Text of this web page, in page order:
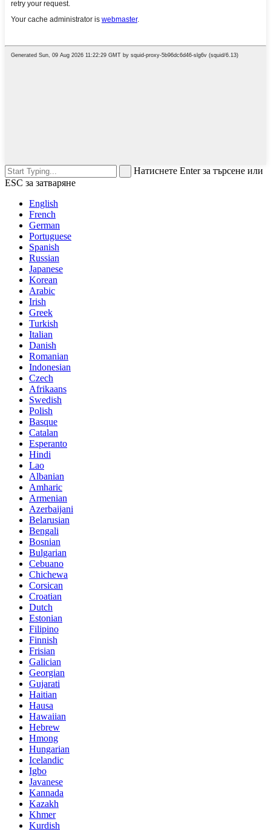
Натиснете Enter за търсене или
ESC за затваряне
English
French
German
Portuguese
Spanish
Russian
Japanese
Korean
Arabic
Irish
Greek
Turkish
Italian
Danish
Romanian
Indonesian
Czech
Afrikaans
Swedish
Polish
Basque
Catalan
Esperanto
Hindi
Lao
Albanian
Amharic
Armenian
Azerbaijani
Belarusian
Bengali
Bosnian
Bulgarian
Cebuano
Chichewa
Corsican
Croatian
Dutch
Estonian
Filipino
Finnish
Frisian
Galician
Georgian
Gujarati
Haitian
Hausa
Hawaiian
Hebrew
Hmong
Hungarian
Icelandic
Igbo
Javanese
Kannada
Kazakh
Khmer
Kurdish